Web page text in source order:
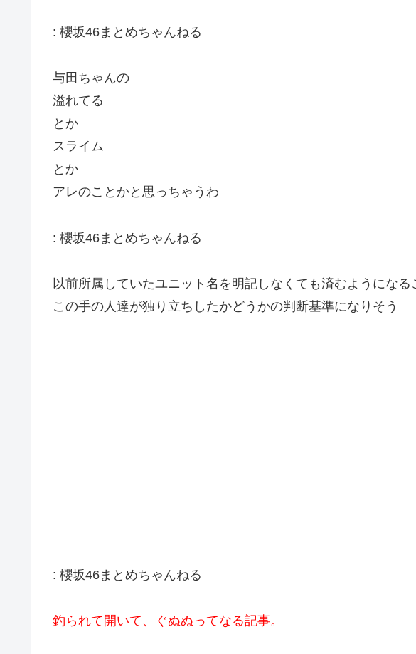
: 櫻坂46まとめちゃんねる
与田ちゃんの
溢れてる
とか
スライム
とか
アレのことかと思っちゃうわ
: 櫻坂46まとめちゃんねる
以前所属していたユニット名を明記しなくても済むようになる
この手の人達が独り立ちしたかどうかの判断基準になりそう
: 櫻坂46まとめちゃんねる
釣られて開いて、ぐぬぬってなる記事。